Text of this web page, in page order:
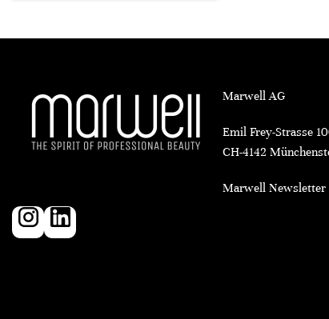
Marwell AG
Emil Frey-Strasse
CH-4142
Marwell Newsletter